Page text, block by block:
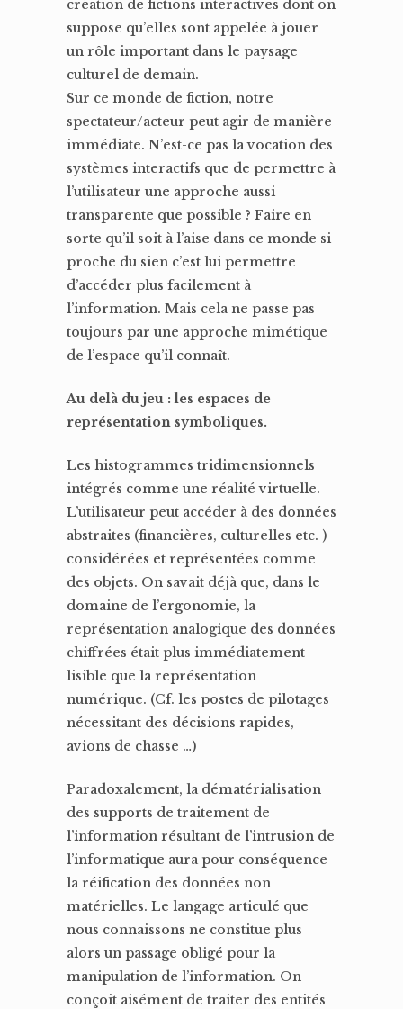
création de fictions interactives dont on
suppose qu’elles sont appelée à jouer
un rôle important dans le paysage
culturel de demain.
Sur ce monde de fiction, notre
spectateur/acteur peut agir de manière
immédiate. N’est-ce pas la vocation des
systèmes interactifs que de permettre à
l’utilisateur une approche aussi
transparente que possible ? Faire en
sorte qu’il soit à l’aise dans ce monde si
proche du sien c’est lui permettre
d’accéder plus facilement à
l’information. Mais cela ne passe pas
toujours par une approche mimétique
de l’espace qu’il connaît.
Au delà du jeu : les espaces de
représentation symboliques.
Les histogrammes tridimensionnels
intégrés comme une réalité virtuelle.
L’utilisateur peut accéder à des données
abstraites (financières, culturelles etc. )
considérées et représentées comme
des objets. On savait déjà que, dans le
domaine de l’ergonomie, la
représentation analogique des données
chiffrées était plus immédiatement
lisible que la représentation
numérique. (Cf. les postes de pilotages
nécessitant des décisions rapides,
avions de chasse …)
Paradoxalement, la dématérialisation
des supports de traitement de
l’information résultant de l’intrusion de
l’informatique aura pour conséquence
la réification des données non
matérielles. Le langage articulé que
nous connaissons ne constitue plus
alors un passage obligé pour la
manipulation de l’information. On
conçoit aisément de traiter des entités